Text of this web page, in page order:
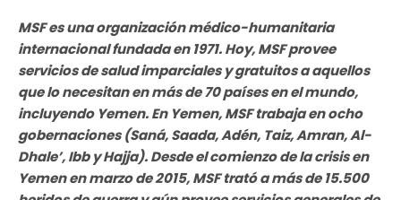
MSF es una organización médico-humanitaria
internacional fundada en 1971. Hoy, MSF provee
servicios de salud imparciales y gratuitos a aquellos
que lo necesitan en más de 70 países en el mundo,
incluyendo Yemen. En Yemen, MSF trabaja en ocho
gobernaciones (Saná, Saada, Adén, Taiz, Amran, Al-
Dhale’, Ibb y Hajja). Desde el comienzo de la crisis en
Yemen en marzo de 2015, MSF trató a más de 15.500